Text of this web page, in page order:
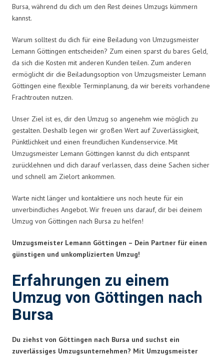
Bursa, während du dich um den Rest deines Umzugs kümmern
kannst.
Warum solltest du dich für eine Beiladung von Umzugsmeister
Lemann Göttingen entscheiden? Zum einen sparst du bares Geld,
da sich die Kosten mit anderen Kunden teilen. Zum anderen
ermöglicht dir die Beiladungsoption von Umzugsmeister Lemann
Göttingen eine flexible Terminplanung, da wir bereits vorhandene
Frachtrouten nutzen.
Unser Ziel ist es, dir den Umzug so angenehm wie möglich zu
gestalten. Deshalb legen wir großen Wert auf Zuverlässigkeit,
Pünktlichkeit und einen freundlichen Kundenservice. Mit
Umzugsmeister Lemann Göttingen kannst du dich entspannt
zurücklehnen und dich darauf verlassen, dass deine Sachen sicher
und schnell am Zielort ankommen.
Warte nicht länger und kontaktiere uns noch heute für ein
unverbindliches Angebot. Wir freuen uns darauf, dir bei deinem
Umzug von Göttingen nach Bursa zu helfen!
Umzugsmeister Lemann Göttingen – Dein Partner für einen
günstigen und unkomplizierten Umzug!
Erfahrungen zu einem
Umzug von Göttingen nach
Bursa
Du ziehst von Göttingen nach Bursa und suchst ein
zuverlässiges Umzugsunternehmen? Mit Umzugsmeister